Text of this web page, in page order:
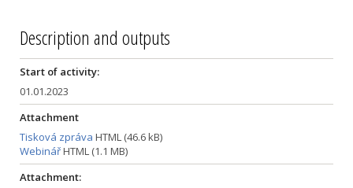
Description and outputs
Start of activity:
01.01.2023
Attachment
Tisková zpráva HTML (46.6 kB)
WebinářHTML (1.1 MB)
Attachment: